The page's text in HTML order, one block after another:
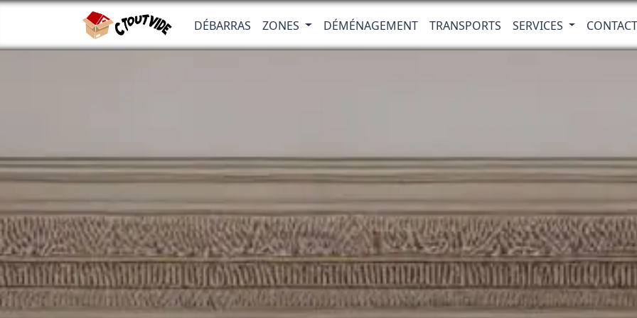
DÉBARRAS ZONES DÉMÉNAGEMENT TRANSPORTS SERVICES